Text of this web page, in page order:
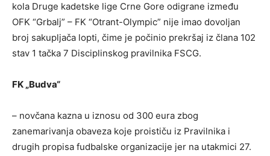
kola Druge kadetske lige Crne Gore odigrane između
OFK “Grbalj” – FK “Otrant-Olympic” nije imao dovoljan
broj sakupljača lopti, čime je počinio prekršaj iz člana 102
stav 1 tačka 7 Disciplinskog pravilnika FSCG.
FK „Budva“
– novčana kazna u iznosu od 300 eura zbog
zanemarivanja obaveza koje proističu iz Pravilnika i
drugih propisa fudbalske organizacije jer na utakmici 27.